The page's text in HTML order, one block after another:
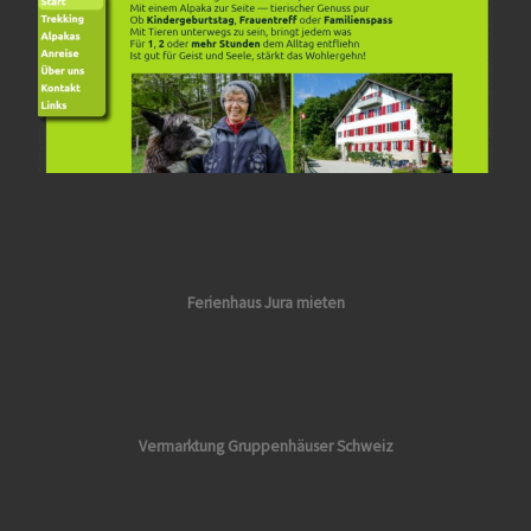
Ferienhaus Jura mieten
Vermarktung Gruppenhäuser Schweiz